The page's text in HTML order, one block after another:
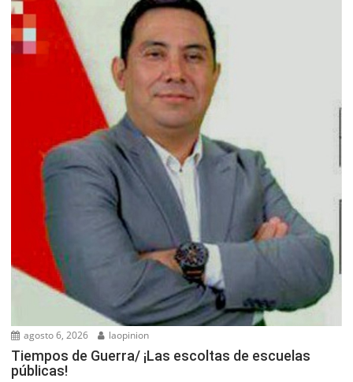
agosto 6, 2026 laopinion
Tiempos de Guerra/ ¡Las escoltas de escuelas
públicas!